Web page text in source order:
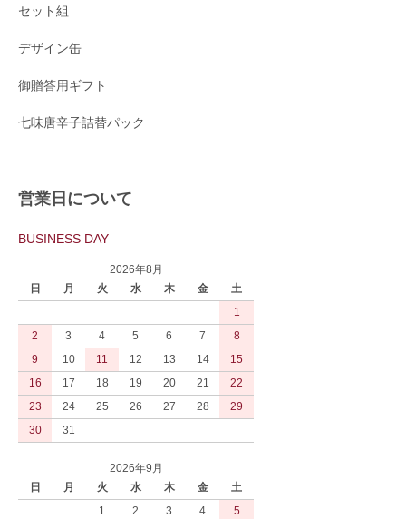
セット組
デザイン缶
御贈答用ギフト
七味唐辛子詰替パック
営業日について
BUSINESS DAY
2026年8月
日
月 火 水 木 金
土
1
2
3 4 5 6 7
8
9
10 11 12 13 14
15
16
17 18 19 20 21
22
23
24 25 26 27 28
29
30
31
2026年9月
日
月 火 水 木 金
土
1
2 3 4
5